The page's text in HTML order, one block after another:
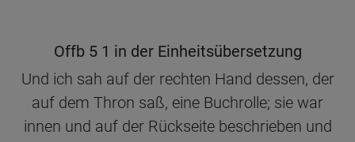
Offb 5 1 in der Einheitsübersetzung
Und ich sah auf der rechten Hand dessen, der
auf dem Thron saß, eine Buchrolle; sie war
innen und auf der Rückseite beschrieben und